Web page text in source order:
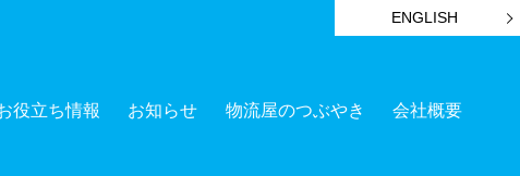
ENGLISH
役立ち情報 お知らせ 物流屋のつぶやき
会社概要